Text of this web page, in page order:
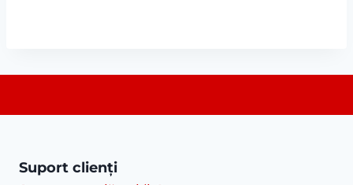
Suport clienți